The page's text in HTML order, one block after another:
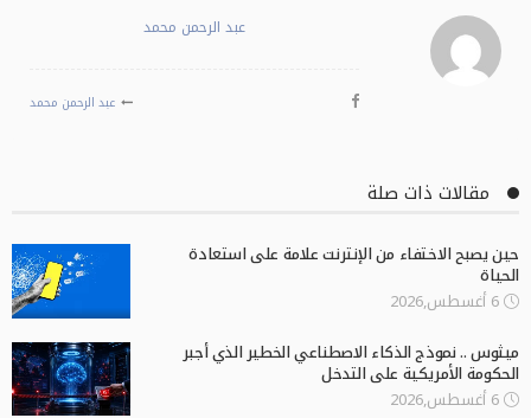
عبد الرحمن محمد
عبد الرحمن محمد
مقالات ذات صلة
حين يصبح الاختفاء من الإنترنت علامة على استعادة
الحياة
6 أغسطس,2026
ميثوس .. نموذج الذكاء الاصطناعي الخطير الذي أجبر
الحكومة الأمريكية على التدخل
6 أغسطس,2026